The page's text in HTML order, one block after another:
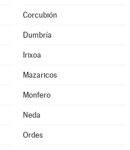
Corcubión
Dumbría
Irixoa
Mazaricos
Monfero
Neda
Ordes